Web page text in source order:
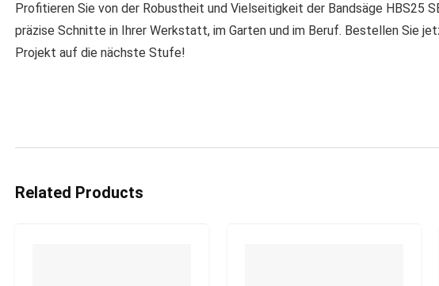
Profitieren Sie von der Robustheit und Vielseitigkeit der Bandsäge HBS25
präzise Schnitte in Ihrer Werkstatt, im Garten und im Beruf. Bestellen Sie
Projekt auf die nächste Stufe!
Related Products